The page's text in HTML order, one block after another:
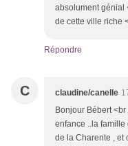
absolument génial
de cette ville riche
Répondre
C claudine/canelle
Bonjour Bébert
enfance ..la famille
de la Charente , et